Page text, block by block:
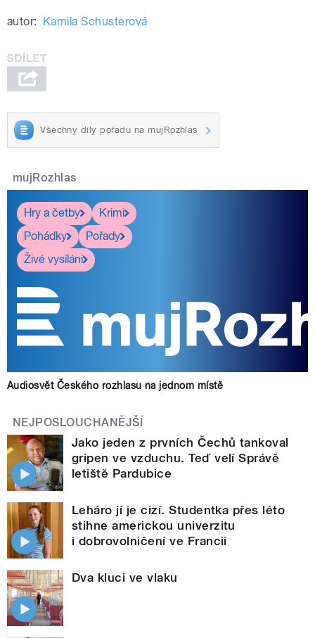
autor: Kamila Schusterová
Všechny díly pořadu na mujRozhlas
mujRozhlas
Hry a četby
Krimi
Pohádky
Pořady
Živé vysílání
Audiosvět Českého rozhlasu na jednom místě
NEJPOSLOUCHANĚJŠÍ
Jako jeden z prvních Čechů tankoval
gripen ve vzduchu. Teď velí Správě
letiště Pardubice
Leháro jí je cizí. Studentka přes léto
stihne americkou univerzitu
i dobrovolničení ve Francii
Dva kluci ve vlaku